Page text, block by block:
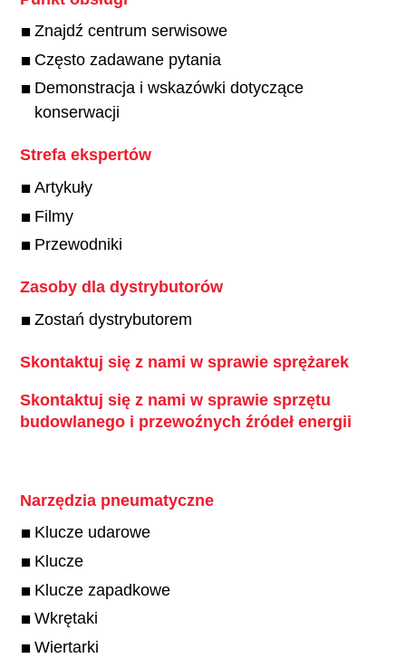
Znajdź centrum serwisowe
Często zadawane pytania
Demonstracja i wskazówki dotyczące
konserwacji
Strefa ekspertów
Artykuły
Filmy
Przewodniki
Zasoby dla dystrybutorów
Zostań dystrybutorem
Skontaktuj się z nami w sprawie sprężarek
Skontaktuj się z nami w sprawie sprzętu
budowlanego i przewoźnych źródeł energii
Narzędzia pneumatyczne
Klucze udarowe
Klucze
Klucze zapadkowe
Wkrętaki
Wiertarki